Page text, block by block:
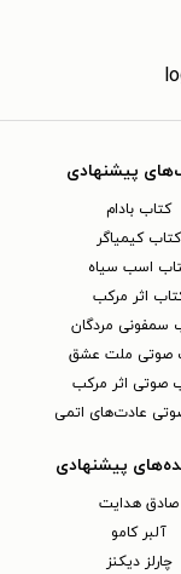
پیشنهادی
کتاب بادام
کتاب کیمیاگر
اسب سیاه
اثر مرکب
سمفونی مردگان
صوتی ملت عشق
صوتی اثر مرکب
عادت‌های اتمی
پیشنهادی
صادق هدایت
آلبر کامو
چارلز دیکنز